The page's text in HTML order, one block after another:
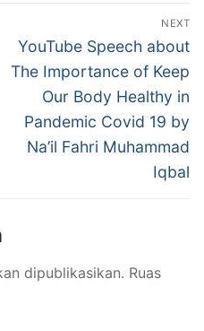
NEXT
Next
post:
YouTube Speech about
The Importance of Keep
Our Body Healthy in
Pandemic Covid 19 by
Na’il Fahri Muhammad
Iqbal
dipublikasikan. Ruas